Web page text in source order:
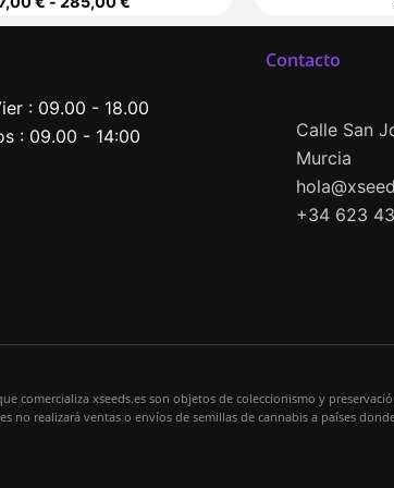
: 09.00 - 18.00
: 09.00 - 14:00
Contacto
Calle San
Murcia
+34 623
comercializa xseeds.es son objetos de coleccionismo y
no realizará ventas o envíos de semillas de cannabis a países